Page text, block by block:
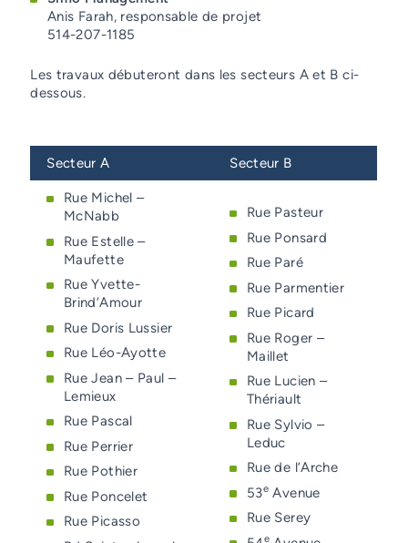
Anis Farah, responsable de projet
514-207-1185
Les travaux débuteront dans les secteurs A et B ci-
dessous.
Secteur A Secteur B
Rue Michel –
McNabb
Rue Estelle –
Maufette
Rue Yvette-
Brind’Amour
Rue Doris Lussier
Rue Léo-Ayotte
Rue Jean – Paul –
Lemieux
Rue Pascal
Rue Perrier
Rue Pothier
Rue Poncelet
Rue Picasso
Rue Pasteur
Rue Ponsard
Rue Paré
Rue Parmentier
Rue Picard
Rue Roger –
Maillet
Rue Lucien –
Thériault
Rue Sylvio –
Leduc
Rue de l’Arche
53e Avenue
Rue Serey
e